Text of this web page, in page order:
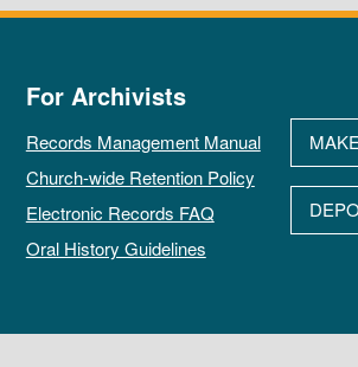
For Archivists
Records Management Manual
Church-wide Retention Policy
Electronic Records FAQ
Oral History Guidelines